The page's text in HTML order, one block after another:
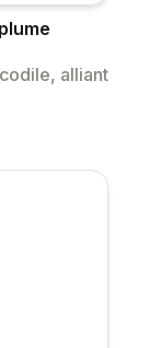
alliant